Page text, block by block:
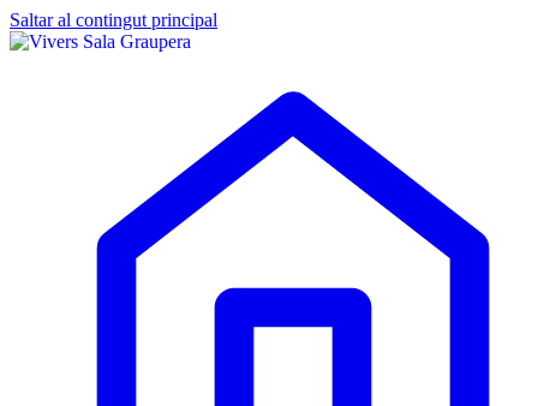
Saltar al contingut principal